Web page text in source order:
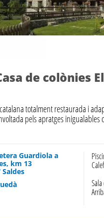
de colònies
totalment restaurada i
pels apratges inigualables
Guardiola a
km 13
Saldes